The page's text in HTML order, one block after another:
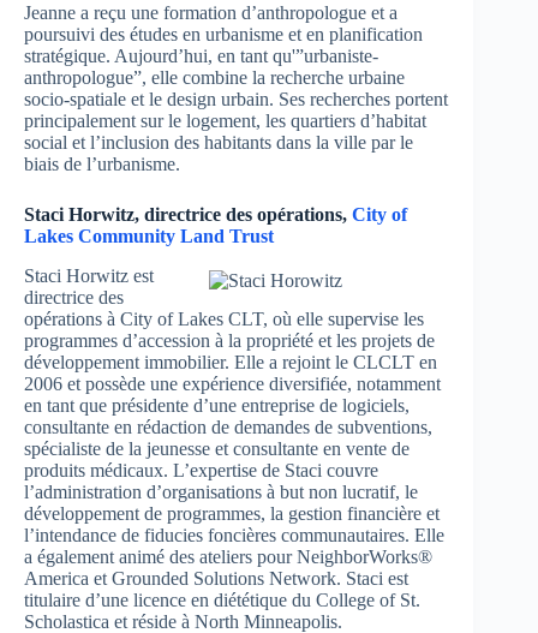
Jeanne a reçu une formation d’anthropologue et a
poursuivi des études en urbanisme et en planification
stratégique. Aujourd’hui, en tant qu'”urbaniste-
anthropologue”, elle combine la recherche urbaine
socio-spatiale et le design urbain. Ses recherches portent
principalement sur le logement, les quartiers d’habitat
social et l’inclusion des habitants dans la ville par le
biais de l’urbanisme.
Staci Horwitz, directrice des opérations, City of
Lakes Community Land Trust
Staci Horwitz est
directrice des
opérations à City of Lakes CLT, où elle supervise les
programmes d’accession à la propriété et les projets de
développement immobilier. Elle a rejoint le CLCLT en
2006 et possède une expérience diversifiée, notamment
en tant que présidente d’une entreprise de logiciels,
consultante en rédaction de demandes de subventions,
spécialiste de la jeunesse et consultante en vente de
produits médicaux. L’expertise de Staci couvre
l’administration d’organisations à but non lucratif, le
développement de programmes, la gestion financière et
l’intendance de fiducies foncières communautaires. Elle
a également animé des ateliers pour NeighborWorks®
America et Grounded Solutions Network. Staci est
titulaire d’une licence en diététique du College of St.
Scholastica et réside à North Minneapolis.